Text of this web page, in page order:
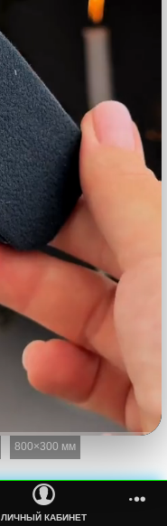
ЛИЧНЫЙ КАБИНЕТ
800×300 мм